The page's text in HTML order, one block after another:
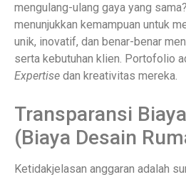
mengulang-ulang gaya yang
menunjukkan kemampuan untuk
unik, inovatif, dan benar-benar
serta kebutuhan klien. Portofolio
Expertise dan kreativitas mereka.
Transparansi
(Biaya Desain
Ketidakjelasan anggaran adalah